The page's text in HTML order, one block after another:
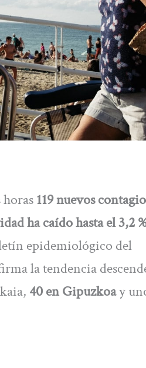
119 nuevos
ha caído hasta el 3,2
epidemiológico del
la tendencia
40 en Gipuzkoay